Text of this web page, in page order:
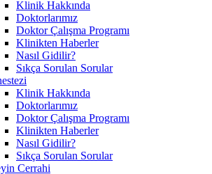
Klinik Hakkında
Doktorlarımız
Doktor Çalışma Programı
Klinikten Haberler
Nasıl Gidilir?
Sıkça Sorulan Sorular
Klinik Hakkında
Doktorlarımız
Doktor Çalışma Programı
Klinikten Haberler
Nasıl Gidilir?
Sıkça Sorulan Sorular
Cerrahi